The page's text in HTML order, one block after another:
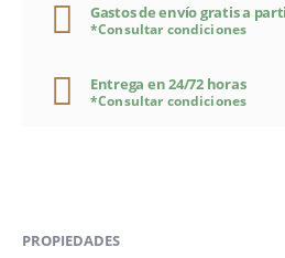
Gastos de envío gratis a
*Consultar condiciones
Entrega en 24/72 horas
*Consultar condiciones
PROPIEDADES